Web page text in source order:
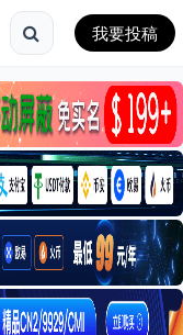
我要投稿